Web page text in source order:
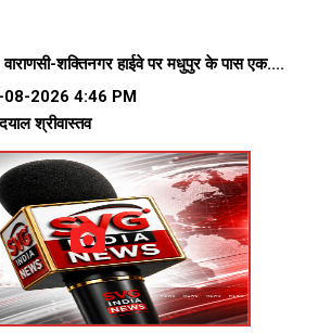
वाराणसी-शक्तिनगर हाईवे परमधुपुर के पास एक....
2026 4:46 PM
श्रीवास्तव